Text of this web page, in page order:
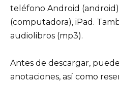
teléfono Android
(computadora), iPad.
audiolibros (mp3).
Antes de descargar,
anotaciones, así como